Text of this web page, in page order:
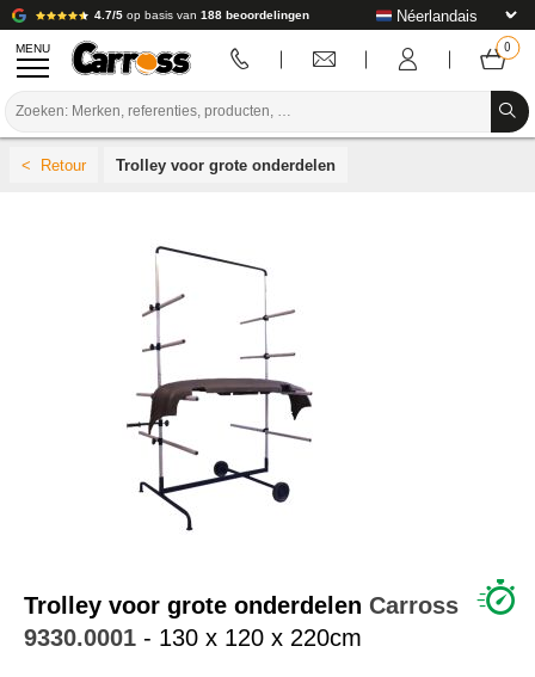
4.7/5 op basis van 188 beoordelingen
MENU
VOORBEREIDING / VERVEN / AFWERKING
VERBRUIKSARTIKELEN VOOR CARROSSERIE
GEREEDSCHAP VOOR CARROSSERIE
UITRUSTING VOOR CARROSSERIE
LABORATORIUMINSTALLATIE
HANDLEIDING & ADVIES
Trolley voor grote onderdelen
Trolley voor grote onderdelen Carross
9330.0001 - 130 x 120 x 220cm